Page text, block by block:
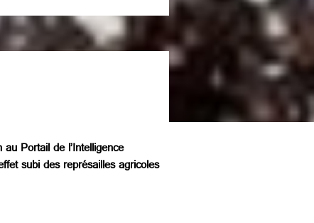
Portail de l’Intelligence
subi des représailles agricoles